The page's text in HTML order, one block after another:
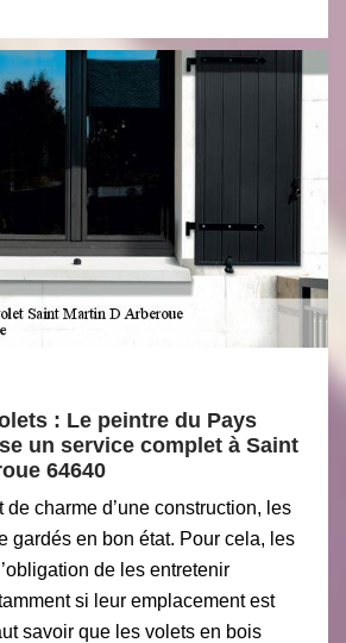
: Le peintre du Pays
un service complet à Saint
64640
charme d’une construction, les
gardés en bon état. Pour cela, les
de les entretenir
si leur emplacement est
savoir que les volets en bois